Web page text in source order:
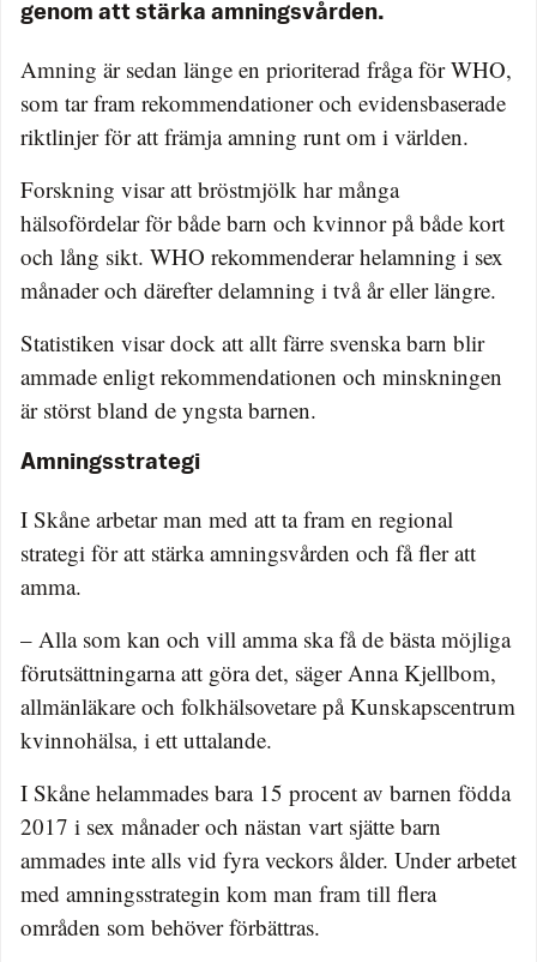
genom att stärka amningsvården.
Amning är sedan länge en prioriterad fråga för WHO,
som tar fram rekommendationer och evidensbaserade
riktlinjer för att främja amning runt om i världen.
Forskning visar att bröstmjölk har många
hälsofördelar för både barn och kvinnor på både kort
och lång sikt. WHO rekommenderar helamning i sex
månader och därefter delamning i två år eller längre.
Statistiken visar dock att allt färre svenska barn blir
ammade enligt rekommendationen och minskningen
är störst bland de yngsta barnen.
Amningsstrategi
I Skåne arbetar man med att ta fram en regional
strategi för att stärka amningsvården och få fler att
amma.
– Alla som kan och vill amma ska få de bästa möjliga
förutsättningarna att göra det, säger Anna Kjellbom,
allmänläkare och folkhälsovetare på Kunskapscentrum
kvinnohälsa, i ett uttalande.
I Skåne helammades bara 15 procent av barnen födda
2017 i sex månader och nästan vart sjätte barn
ammades inte alls vid fyra veckors ålder. Under arbetet
med amningsstrategin kom man fram till flera
områden som behöver förbättras.